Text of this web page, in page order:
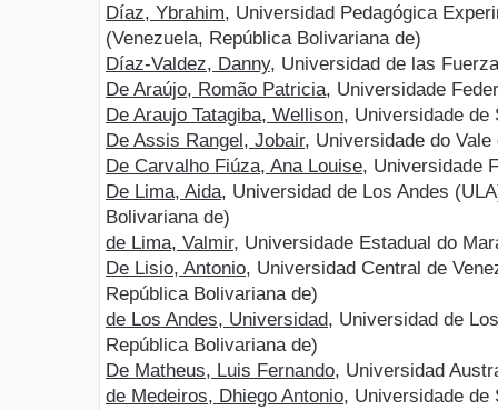
Díaz, Ybrahim, Universidad Pedagógica
(Venezuela, República Bolivariana de)
Díaz-Valdez, Danny, Universidad de las
De Araújo, Romão Patricia, Universidade
De Araujo Tatagiba, Wellison, Universidade de
De Assis Rangel, Jobair, Universidade do
De Carvalho Fiúza, Ana Louise, Universidade
De Lima, Aida, Universidad de Los Andes
Bolivariana de)
de Lima, Valmir, Universidade Estadual do
De Lisio, Antonio, Universidad Central de
República Bolivariana de)
de Los Andes, Universidad, Universidad de
República Bolivariana de)
De Matheus, Luis Fernando, Universidad
de Medeiros, Dhiego Antonio, Universidade de